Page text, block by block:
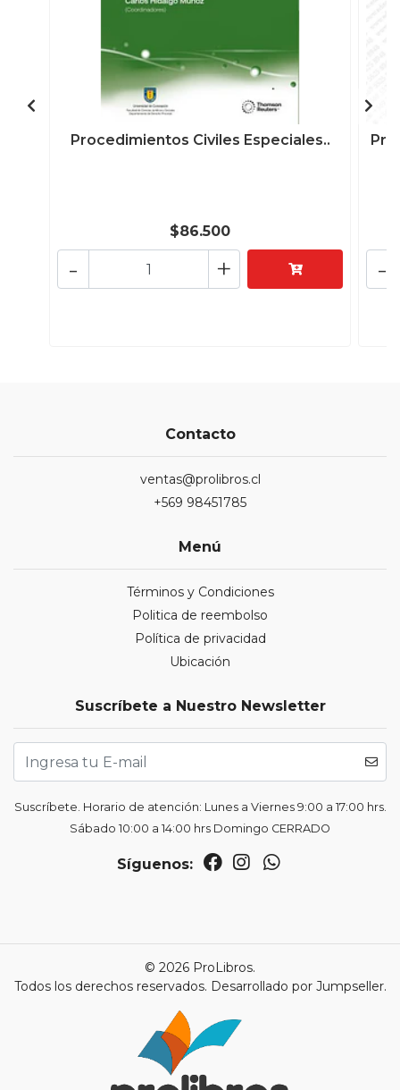
Procedimientos Civiles Especiales..
$86.500
+
- -
Contacto
ventas@prolibros.cl
+569 98451785
Menú
Términos y Condiciones
Politica de reembolso
Política de privacidad
Ubicación
Suscríbete a Nuestro Newsletter
Suscríbete. Horario de atención: Lunes a Viernes 9:00 a 17:00 hrs.
Sábado 10:00 a 14:00 hrs Domingo CERRADO
Síguenos:
© 2026 ProLibros.
Todos los derechos reservados. Desarrollado por Jumpseller.